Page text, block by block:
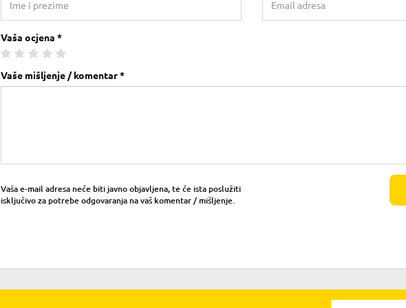
Vaša ocjena *
Vaše mišljenje / komentar *
Vaša e-mail adresa neće biti javno objavljena, te će ista poslužiti
isključivo za potrebe odgovaranja na vaš komentar / mišljenje.